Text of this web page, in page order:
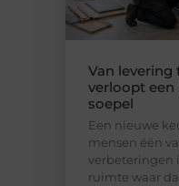
Van levering
verloopt
soepel
Een nieuwe
mensen één
verbeteringen
ruimte waar